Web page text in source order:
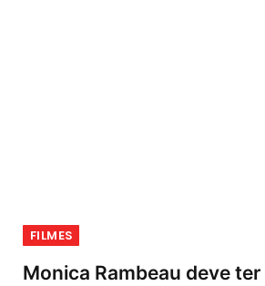
FILMES
Monica Rambeau deve